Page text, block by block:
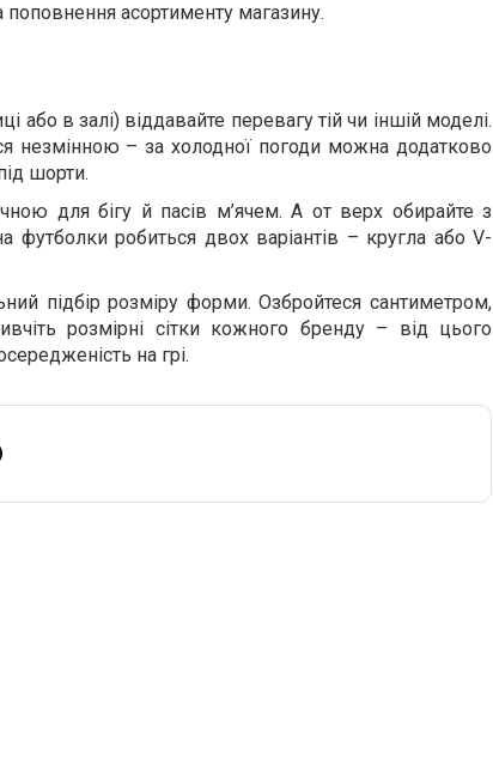
асортименту магазину.
або в залі) віддавайте перевагу тій чи іншій моделі.
незмінною – за холодної погоди можна додатково
шорти.
для бігу й пасів м’ячем. А от верх обирайте з
робиться двох варіантів – кругла або V-
підбір розміру форми. Озбройтеся сантиметром,
розмірні сітки кожного бренду – від цього
на грі.